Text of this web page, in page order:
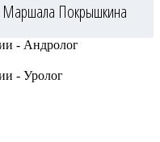
Маршала Покрышкина
- Андролог
- Уролог